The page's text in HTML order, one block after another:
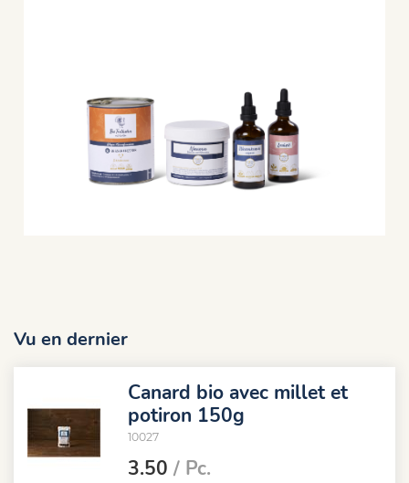
Vu en dernier
Canard bio avec millet et
potiron 150g
10027
3.50 / Pc.